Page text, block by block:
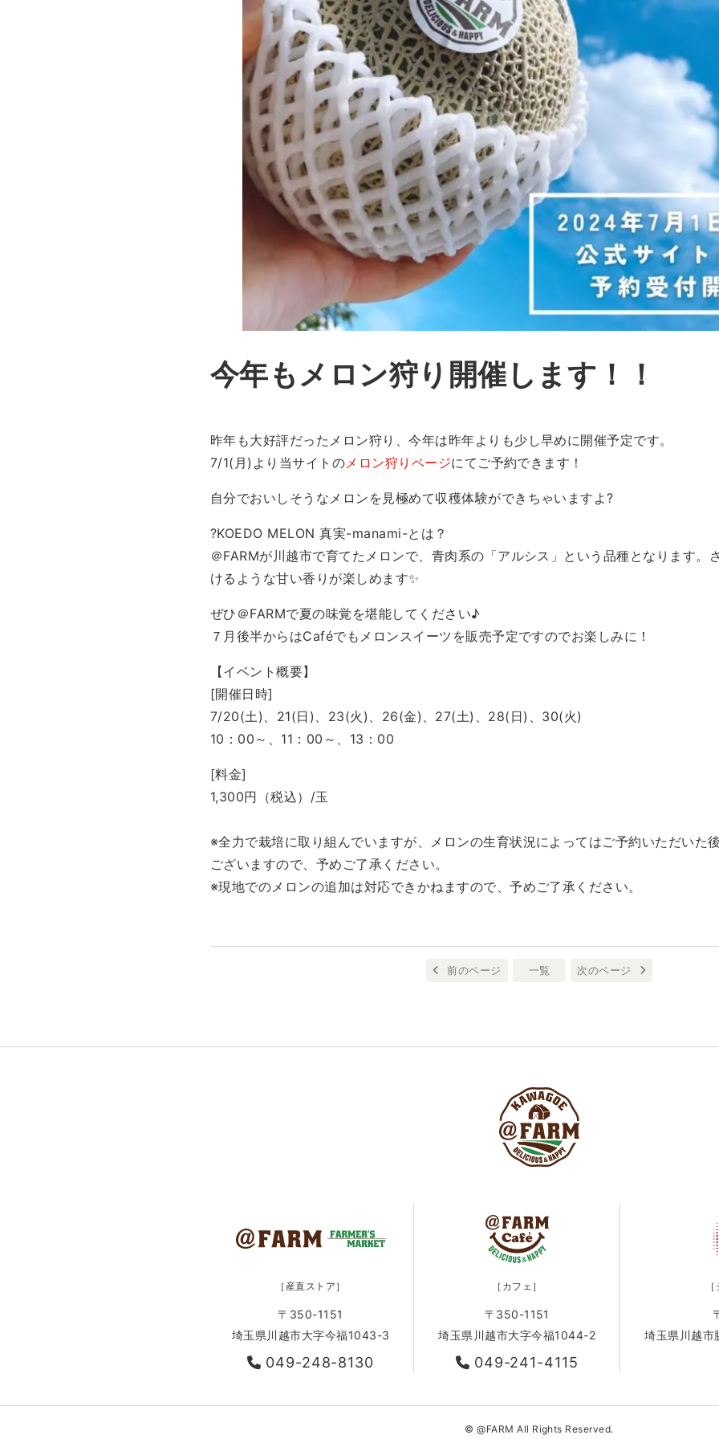
今年もメロン狩り開催します！！
昨年も大好評だったメロン狩り、今年は昨年よりも少し早めに開催予定です。
7/1(月)より当サイトのメロン狩りページにてご予約できます！
自分でおいしそうなメロンを見極めて収穫体験ができちゃいますよ?
?KOEDO MELON 真実-manami-とは？
＠FARMが川越市で育てたメロンで、青肉系の「アルシス」という品種となります。
けるような甘い香りが楽しめます✨
ぜひ＠FARMで夏の味覚を堪能してください♪
７月後半からはCaféでもメロンスイーツを販売予定ですのでお楽しみに！
【イベント概要】
[開催日時]
7/20(土)、21(日)、23(火)、26(金)、27(土)、28(日)、30(火)
10：00～、11：00～、13：00
[料金]
1,300円（税込）/玉
※全力で栽培に取り組んでいますが、メロンの生育状況によってはご予約いただいた
ございますので、予めご了承ください。
※現地でのメロンの追加は対応できかねますので、予めご了承ください。
前のページ 一覧 次のページ
［産直ストア］
〒350-1151
埼玉県川越市大字今福1043-3
049-248-8130
［カフェ］
〒350-1151
埼玉県川越市大字今福1044-2
049-241-4115
埼玉県川越市
© @FARM All Rights Reserved.